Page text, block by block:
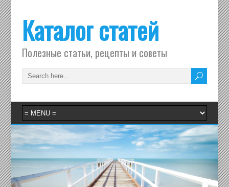
Каталог статей
Полезные статьи, рецепты и советы